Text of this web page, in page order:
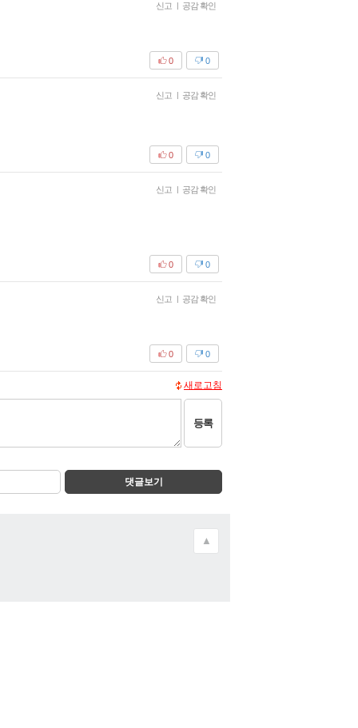
신고 | 공감 확인
0
0
신고 | 공감 확인
0
0
신고 | 공감 확인
0
0
신고 | 공감 확인
0
0
새로고침
등록
댓글보기
▲